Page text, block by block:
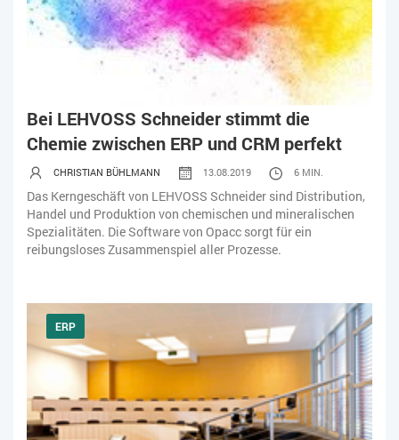
Bei LEHVOSS Schneider stimmt die
Chemie zwischen ERP und CRM perfekt
CHRISTIAN BÜHLMANN 13.08.2019 6 MIN.
Das Kerngeschäft von LEHVOSS Schneider sind Distribution,
Handel und Produktion von chemischen und mineralischen
Spezialitäten. Die Software von Opacc sorgt für ein
reibungsloses Zusammenspiel aller Prozesse.
ERP